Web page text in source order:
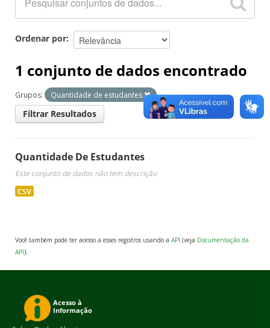
Sobre
Ordenar por
1 conjunto de dados encontrado
Grupos: Quantidade de estudantes
Filtrar Resultados
Quantidade De Estudantes
Este conjunto de dados não tem descrição
CSV
Você também pode ter acesso a esses registros usando a API (veja Documentação da
API).